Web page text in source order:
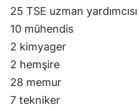
25 TSE uzman yardımcısı
10 mühendis
2 kimyager
2 hemşire
28 memur
7 tekniker